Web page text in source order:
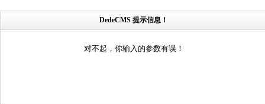
DedeCMS 提示信息！
对不起，你输入的参数有误！